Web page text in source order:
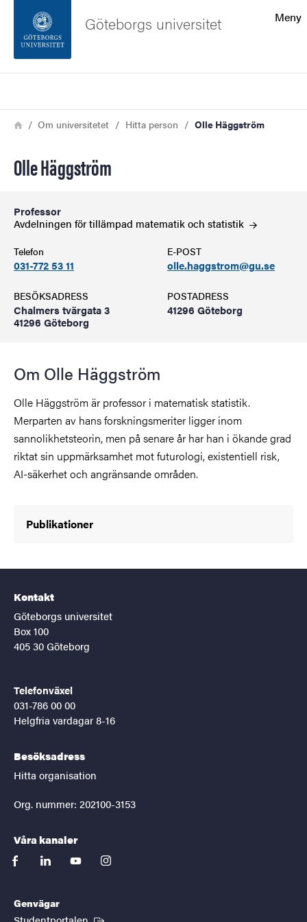
Sidfoten
Meny
Göteborgs universitet
Länkstig
HemOm universitetet Hitta person Olle Häggström
Olle Häggström
Professor
Avdelningen för tillämpad matematik och statistik
Telefon
031-772 53 11
E-POST
olle.haggstrom@gu.se
BESÖKSADRESS
Chalmers tvärgata 3
41296 Göteborg
POSTADRESS
41296 Göteborg
Om Olle Häggström
Olle Häggström är professor i matematisk statistik.
Merparten av hans forskningsmeriter ligger inom
sannolikhetsteorin, men på senare år har han i ökande grad
riktat sin uppmärksamhet mot futurologi, existentiell risk,
AI-säkerhet och angränsande områden.
Publikationer
Kontakt
Göteborgs universitet
Box 100
405 30 Göteborg
Telefonväxel
031-786 00 00
Helgfria vardagar 8-16
Besöksadress
Hitta organisation
Org. nummer: 202100-3153
Våra kanaler
facebooklinkedinyoutubeinstagram
Genvägar
(Extern länk)